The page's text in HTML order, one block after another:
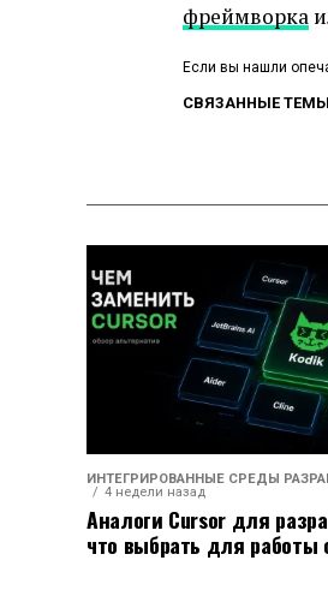
фреймворка
Если вы нашли
СВЯЗАННЫЕ
ИНТЕГРИРОВАННЫЕ СРЕДЫ
4 недели назад
Аналоги Cursor для
что выбрать для работы